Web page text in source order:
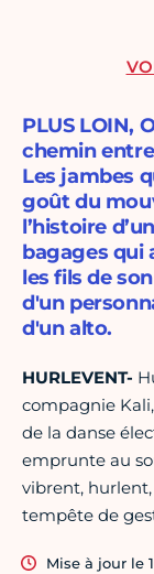
PLUS LOIN,
chemin
Les jambes
goût du
l’histoire
bagages qui
les fils de
d'un
d'un alto.
HURLEVENT-
compagnie
de la danse
emprunte au
vibrent, hurlent,
tempête de
Mise à jour le